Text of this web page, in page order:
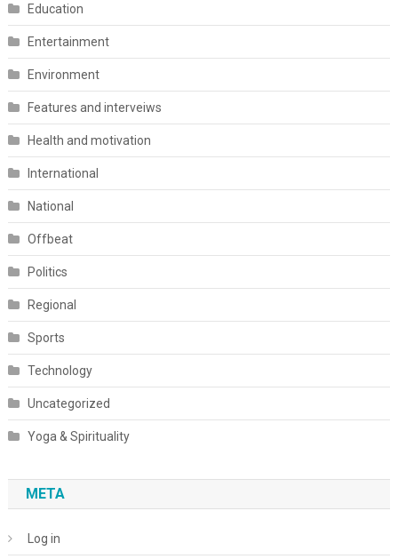
Education
Entertainment
Environment
Features and interveiws
Health and motivation
International
National
Offbeat
Politics
Regional
Sports
Technology
Uncategorized
Yoga & Spirituality
META
Log in